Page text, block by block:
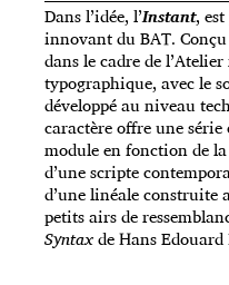
Dans l’idée, l’Instant,
innovant du BAT.
dans le cadre de
typographique, avec le
développé au niveau
caractère offre une
module en fonction de
d’une scripte
d’une linéale construite
petits airs de
Syntaxde Hans